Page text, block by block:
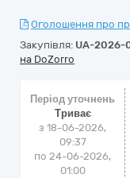
Оголошення про
Закупівля: UA-2026-
на DoZorro
Період уточнень
Триває
з 18-06-2026,
09:37
по 24-06-2026,
01:00